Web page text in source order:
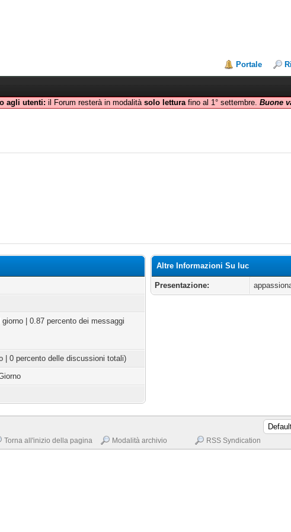
Portale
agli utenti: il Forum resterà in modalità solo letturafino al 1° settembre. Buone
| 0.87 percento dei messaggi
| 0 percento delle discussioni totali)
Altre Informazioni Su luc
Presentazione:
Torna all'inizio della pagina Modalità archivio RSS Syndication